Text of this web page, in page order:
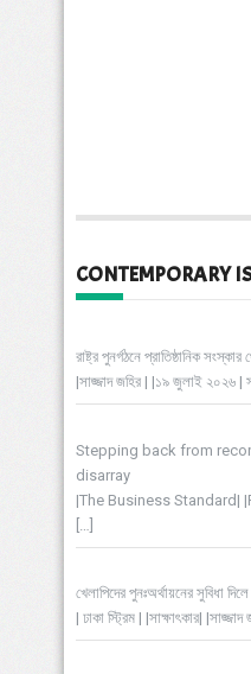
CONTEMPORARY
রাষ্ট্র পুনর্গঠনে প্রাতিষ্ঠানিক
|সাজ্জাদ জহির | |১৯ জুলাই ২০২৬ |
Stepping back from
disarray
|The Business Standard|
[…]
খেলাপিদের পুনঃঅর্থায়নের সুবিধা
| ঢাকা স্ট্রিম | |সাক্ষাৎকার|